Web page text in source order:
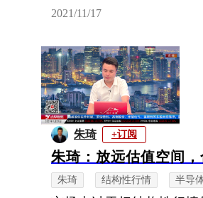
2021/11/17
朱琦 +订阅
朱琦：放远估值空间
朱琦 结构性行情 半导